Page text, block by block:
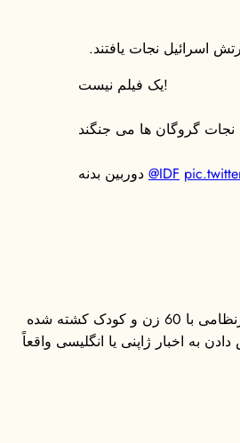
اسرائیل نجات یافتند.
یک فیلم نیست!
@IDF
طبق گزارش ارتش اسرائیل، تقریباً 90 تروریست فلسطینی که از رزمندگان و همکار حماس بودند، کشته شدند. از سوی دیگر حماس مدعی شد که بیش از 200 غیرنظامی با 60 زن و کودک کشته شده
به اخبار ژاپنی یا انگلیسی واقعاً